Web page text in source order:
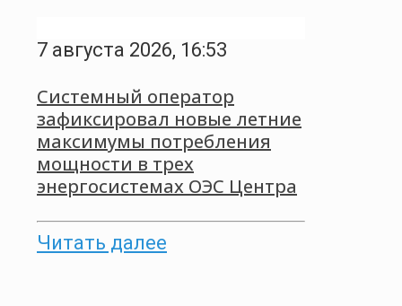
7 августа 2026, 16:53
Системный оператор
зафиксировал новые летние
максимумы потребления
мощности в трех
энергосистемах ОЭС Центра
Читать далее